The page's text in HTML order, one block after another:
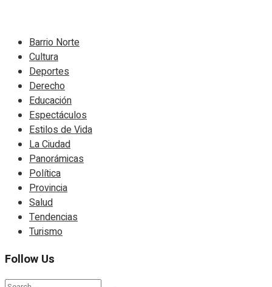
Barrio Norte
Cultura
Deportes
Derecho
Educación
Espectáculos
Estilos de Vida
La Ciudad
Panorámicas
Política
Provincia
Salud
Tendencias
Turismo
Follow Us